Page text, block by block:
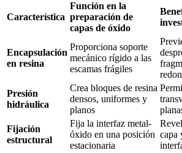
Característica
Función en la
preparación de
capas de óxido
Encapsulación
en resina
Proporciona soporte
mecánico rígido a las
escamas frágiles
Presión
hidráulica
Crea bloques de resina
densos, uniformes y
planos
Fijación
estructural
Fija la interfaz metal-
óxido en una posición
estacionaria
capa